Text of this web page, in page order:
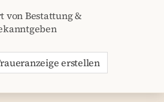
von Bestattung &
erstellen